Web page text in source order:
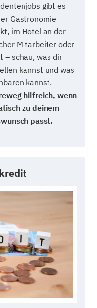
gibt es
Gastronomie
im Hotel an der
Mitarbeiter oder
– schau, was dir
kannst und was
kannst.
hilfreich, wenn
zu deinem
passt.